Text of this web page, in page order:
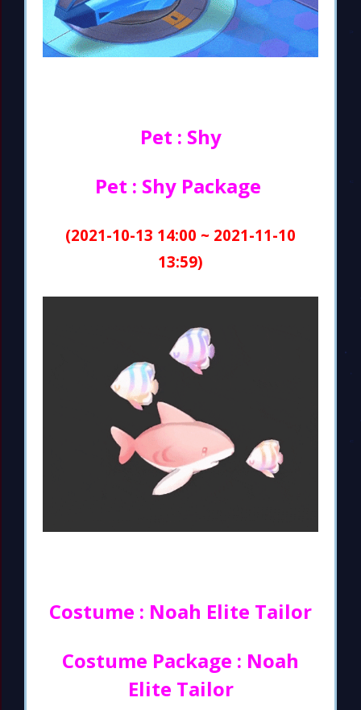
Pet : Shy
Pet : Shy Package
(2021-10-13 14:00 ~ 2021-11-10
13:59)
Costume : Noah Elite Tailor
Costume Package : Noah
Elite Tailor